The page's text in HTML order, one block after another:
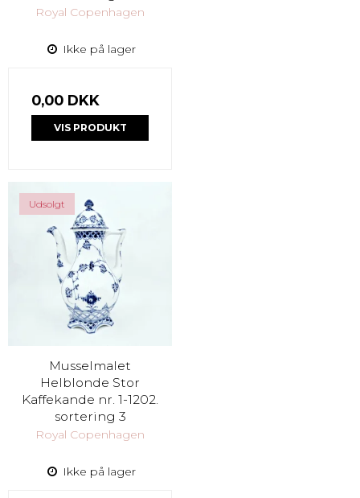
Royal Copenhagen
Ikke på lager
0,00 DKK
VIS PRODUKT
Udsolgt
Musselmalet
Helblonde Stor
Kaffekande nr. 1-1202.
sortering 3
Royal Copenhagen
Ikke på lager